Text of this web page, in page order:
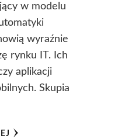
w modelu
wyraźnie
rynku IT. Ich
aplikacji
Skupia